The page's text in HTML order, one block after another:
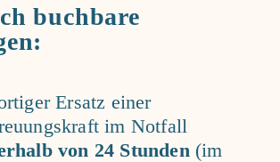
buchbare
Ersatz einer
im Notfall
von 24 Stunden(im